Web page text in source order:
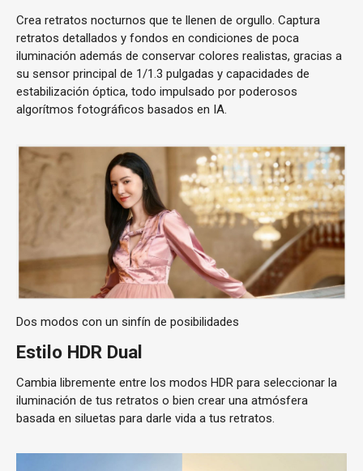
Crea retratos nocturnos que te llenen de orgullo. Captura
retratos detallados y fondos en condiciones de poca
iluminación además de conservar colores realistas, gracias a
su sensor principal de 1/1.3 pulgadas y capacidades de
estabilización óptica, todo impulsado por poderosos
algorítmos fotográficos basados en IA.
Dos modos con un sinfín de posibilidades
Estilo HDR Dual
Cambia libremente entre los modos HDR para seleccionar la
iluminación de tus retratos o bien crear una atmósfera
basada en siluetas para darle vida a tus retratos.